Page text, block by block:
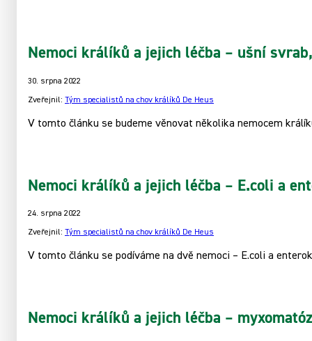
Nemoci králíků a jejich léčba – ušní
30. srpna 2022
Zveřejnil: Tým specialistů na chov králíků De Heus
V tomto článku se budeme věnovat několika nemocem
Nemoci králíků a jejich léčba – E.coli a
24. srpna 2022
Zveřejnil: Tým specialistů na chov králíků De Heus
V tomto článku se podíváme na dvě nemoci – E.coli a
Nemoci králíků a jejich léčba –